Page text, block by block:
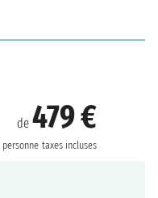
de479 €
taxes incluses